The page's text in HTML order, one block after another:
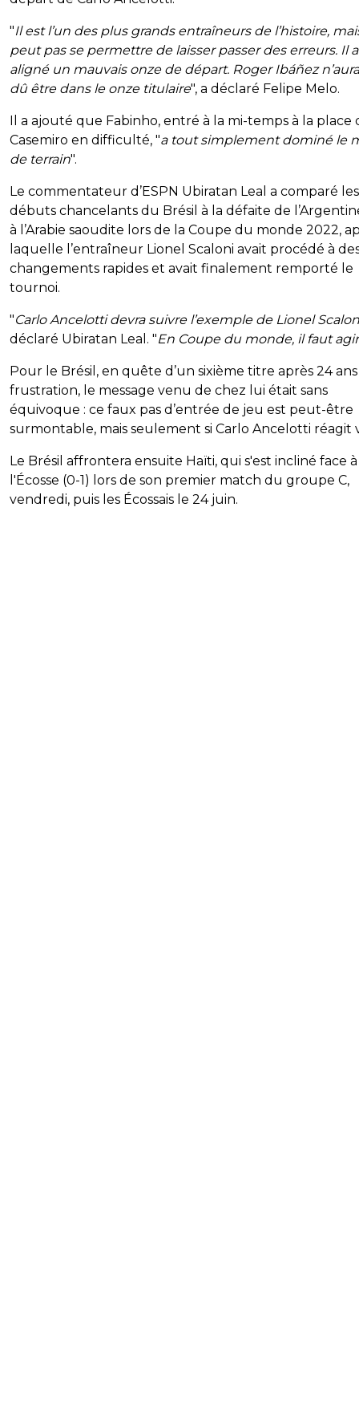
"Il est l’un des plus grands entraîneurs de l’histoire,
peut pas se permettre de laisser passer des erreurs. Il a
aligné un mauvais onze de départ. Roger Ibáñez
dû être dans le onze titulaire", a déclaré Felipe Melo.
Il a ajouté que Fabinho, entré à la mi-temps à la place
Casemiro en difficulté, "a tout simplement dominé le
de terrain".
Le commentateur d’ESPN Ubiratan Leal a comparé les
débuts chancelants du Brésil à la défaite de
à l’Arabie saoudite lors de la Coupe du monde 2022,
laquelle l’entraîneur Lionel Scaloni avait procédé à
changements rapides et avait finalement remporté le
tournoi.
"Carlo Ancelotti devra suivre l’exemple de Lionel
déclaré Ubiratan Leal. "En Coupe du monde, il faut
Pour le Brésil, en quête d’un sixième titre après 24
frustration, le message venu de chez lui était sans
équivoque : ce faux pas d’entrée de jeu est peut-être
surmontable, mais seulement si Carlo Ancelotti réagit
Le Brésil affrontera ensuite Haïti, qui s'est incliné face à
l'Écosse (0-1) lors de son premier match du groupe C,
vendredi, puis les Écossais le 24 juin.